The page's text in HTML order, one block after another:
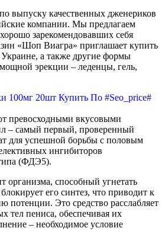
выпуску качественных дженериков
компании. Мы предлагаем
зарекомендовавших себя
«Шоп Виагра» приглашает купить
а также другие формы
эрекции – леденцы, гель,
превосходными вкусовыми
– самый первый, проверенный
для успешной борьбы с половым
ингибиторов
(ФДЭ5).
способный угнетать
блокирует его синтез, что приводит к
потенции. Это средство расслабляет
тел пениса, обеспечивая их
– необходимое условие